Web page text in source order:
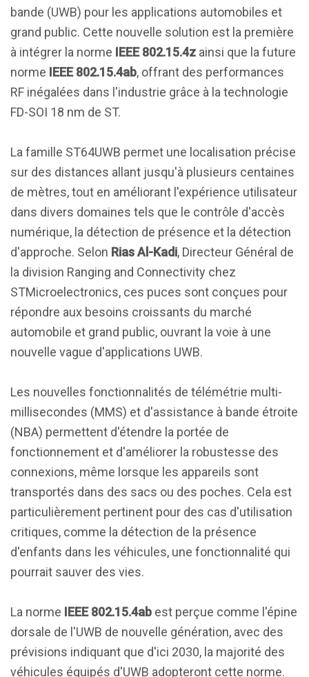
bande (UWB) pour les applications automobiles et
grand public. Cette nouvelle solution est la première
à intégrer la norme IEEE 802.15.4z ainsi que la future
norme IEEE 802.15.4ab, offrant des performances
RF inégalées dans l'industrie grâce à la technologie
FD-SOI 18 nm de ST.
La famille ST64UWB permet une localisation précise
sur des distances allant jusqu'à plusieurs centaines
de mètres, tout en améliorant l'expérience utilisateur
dans divers domaines tels que le contrôle d'accès
numérique, la détection de présence et la détection
d'approche. Selon Rias Al-Kadi, Directeur Général de
la division Ranging and Connectivity chez
STMicroelectronics, ces puces sont conçues pour
répondre aux besoins croissants du marché
automobile et grand public, ouvrant la voie à une
nouvelle vague d'applications UWB.
Les nouvelles fonctionnalités de télémétrie multi-
millisecondes (MMS) et d'assistance à bande étroite
(NBA) permettent d'étendre la portée de
fonctionnement et d'améliorer la robustesse des
connexions, même lorsque les appareils sont
transportés dans des sacs ou des poches. Cela est
particulièrement pertinent pour des cas d'utilisation
critiques, comme la détection de la présence
d'enfants dans les véhicules, une fonctionnalité qui
pourrait sauver des vies.
La norme IEEE 802.15.4ab est perçue comme l'épine
dorsale de l'UWB de nouvelle génération, avec des
prévisions indiquant que d'ici 2030, la majorité des
véhicules équipés d'UWB adopteront cette norme.